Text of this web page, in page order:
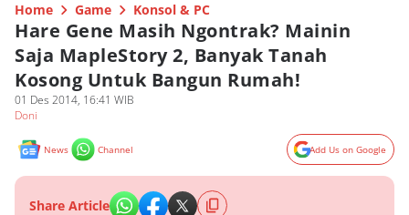
Home Game Konsol & PC
Hare Gene Masih Ngontrak? Mainin
Saja MapleStory 2, Banyak Tanah
Kosong Untuk Bangun Rumah!
01 Des 2014, 16:41 WIB
Doni
News Channel Add Us on Google
Share Article